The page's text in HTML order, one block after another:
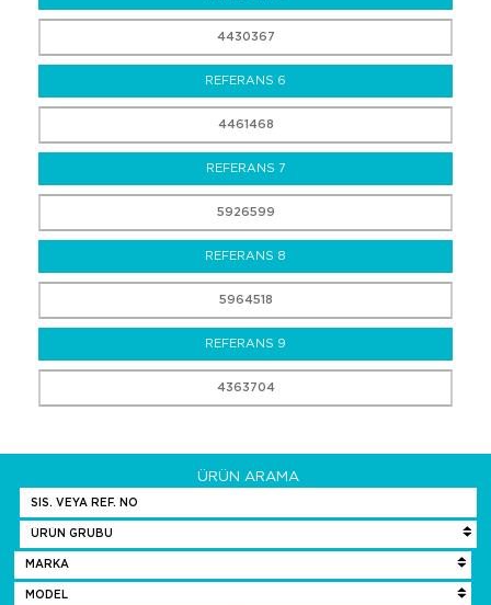
4430367
REFERANS 6
4461468
REFERANS 7
5926599
REFERANS 8
5964518
REFERANS 9
4363704
ÜRÜN ARAMA